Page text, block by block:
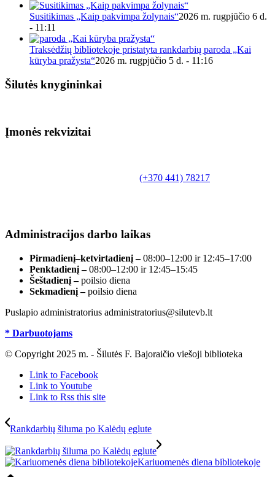
Susitikimas „Kaip pakvimpa žolynais“2026 m. rugpjūčio 6 d.
- 11:11
Traksėdžių bibliotekoje pristatyta rankdarbių paroda „Kai
kūryba pražysta“2026 m. rugpjūčio 5 d. - 11:16
Šilutės knygininkai
Įmonės rekvizitai
(+370 441) 78217
Administracijos darbo laikas
Pirmadienį–ketvirtadienį –08:00–12:00 ir 12:45–17:00
Penktadienį –08:00–12:00 ir 12:45–15:45
Šeštadienį –poilsio diena
Sekmadienį –poilsio diena
Puslapio administratorius administratorius@silutevb.lt
* Darbuotojams
© Copyright 2025 m. - Šilutės F. Bajoraičio viešoji biblioteka
Link to Facebook
Link to Youtube
Link to Rss this site
Rankdarbių šiluma po Kalėdų eglute
Kariuomenės diena bibliotekoje